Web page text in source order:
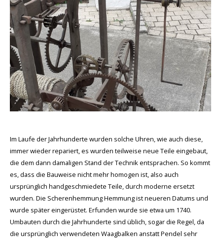
Im Laufe der Jahrhunderte wurden solche Uhren, wie auch diese,
immer wieder repariert, es wurden teilweise neue Teile eingebaut,
die dem dann damaligen Stand der Technik entsprachen. So kommt
es, dass die Bauweise nicht mehr homogen ist, also auch
ursprünglich handgeschmiedete Teile, durch moderne ersetzt
wurden. Die Scherenhemmung Hemmung ist neueren Datums und
wurde später eingerüstet. Erfunden wurde sie etwa um 1740.
Umbauten durch die Jahrhunderte sind üblich, sogar die Regel, da
die ursprünglich verwendeten Waagbalken anstatt Pendel sehr